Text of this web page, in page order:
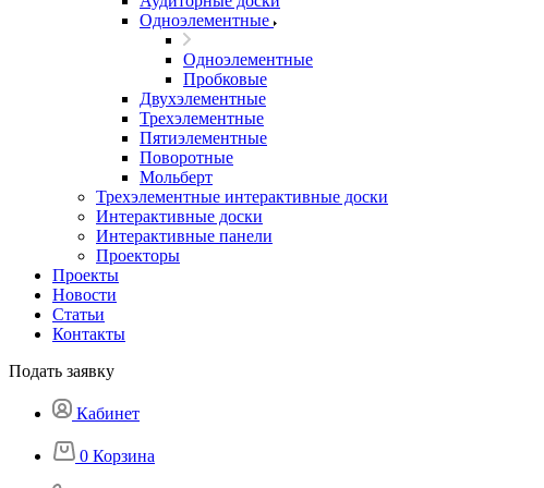
Одноэлементные
Одноэлементные
Пробковые
Двухэлементные
Трехэлементные
Пятиэлементные
Поворотные
Мольберт
Трехэлементные интерактивные доски
Интерактивные доски
Интерактивные панели
Проекторы
Проекты
Новости
Статьи
Контакты
Подать заявку
Кабинет
0 Корзина